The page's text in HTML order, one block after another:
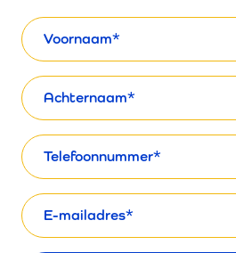
Voornaam
Naam
Telefoon
E-
mailadres